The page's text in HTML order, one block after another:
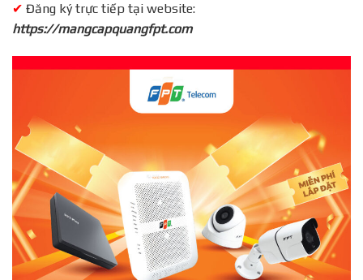
✔ Đăng ký trực tiếp tại website:
https://mangcapquangfpt.com